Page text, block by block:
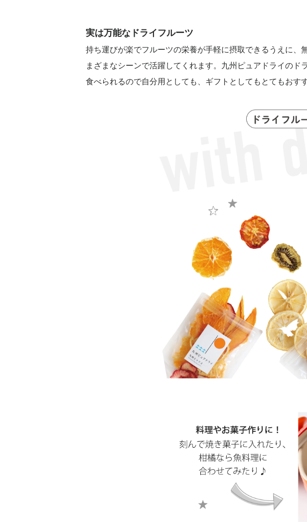
実は万能なドライフルーツ
持ち運びが楽でフルーツの栄養が手軽に摂取できるうえに
まざまなシーンで活躍してくれます。九州ピュアドライの
食べられるので自分用としても、ギフトとしてもとてもおすす